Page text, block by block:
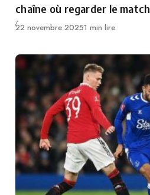
chaîne où regarder le match
Publié
22 novembre 20251 min lire